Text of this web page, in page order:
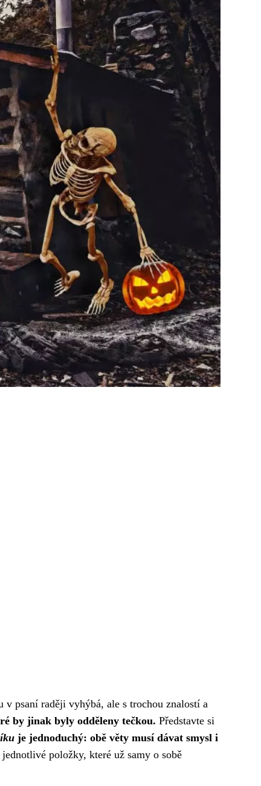
v psaní raději vyhýbá, ale s trochou znalostí a
by jinak byly odděleny tečkou. Představte si
je jednoduchý: obě věty musí dávat smysl i
položky, které už samy o sobě